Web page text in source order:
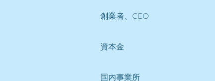
創業者、CEO
資本金
国内事業所